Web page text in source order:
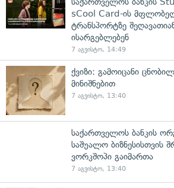
sCool Card-ის
ტრანსპორტზე
ისარგებლებენ
7 აგვისტო, 14:49
ქვიზი: გამოიცანი
მინიშნებით
7 აგვისტო, 13:40
საქართველოს ბანკის
საშუალო ბიზნესისთვის
ვორკშოპი გაიმართა
7 აგვისტო, 13:40